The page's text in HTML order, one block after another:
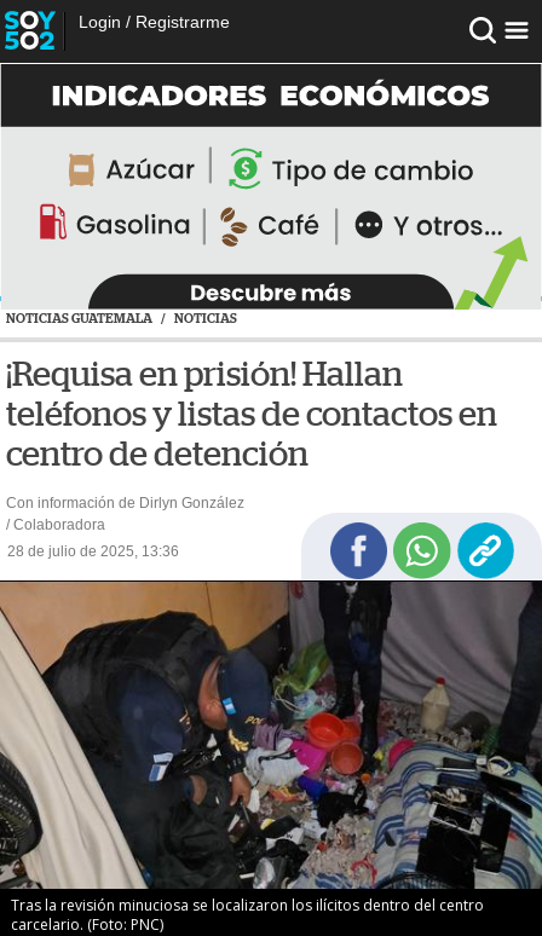
Login / Registrarme
NOTICIAS GUATEMALA / NOTICIAS
¡Requisa en prisión! Hallan
teléfonos y listas de contactos en
centro de detención
Con información de Dirlyn González
/ Colaboradora
28 de julio de 2025, 13:36
Tras la revisión minuciosa se localizaron los ilícitos dentro del centro
carcelario. (Foto: PNC)